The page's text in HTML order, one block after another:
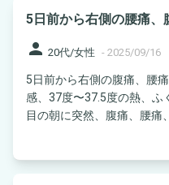
5日前から右側の腰痛、
person 20代/女性 - 2025/09/16
5日前から右側の腹痛、腰
感、37度〜37.5度の熱、ふ
目の朝に突然、腹痛、腰痛、